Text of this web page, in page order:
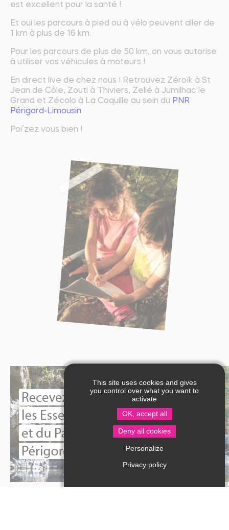
est excellent pour la santé !
Et oui les parcours à pied ou à vélo peuvent aller de
1 km à plus de 16 km.
Pour les parcours de plus de 50 km, on vous autorise
à utiliser vos véhicules à moteurs !
En direct live de chez nous ! Retrouvez Zéroïk à St
Jean de Côle, Zouti à Thiviers, Zellé à Jumilhac le
Grand et Zécolo à La Coquille au sein du PNR
Périgord-Limousin
Poi’zez vous bien !
This site uses cookies and gives
you control over what you want to
activate
OK, accept all
Deny all cookies
Personalize
Privacy policy